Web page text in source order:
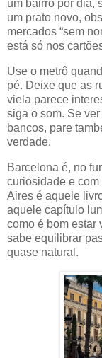
um bairro por dia,
um prato novo,
mercados “sem
está só nos
Use o metrô
pé. Deixe que as
viela parece
siga o som. Se
bancos, pare
verdade.
Barcelona é, no
curiosidade e
Aires é aquele
aquele capítulo
como é bom estar
sabe equilibrar
quase natural.